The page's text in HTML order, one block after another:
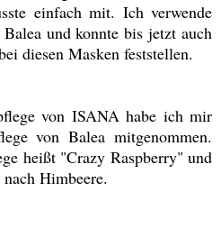
einfach mit. Ich verwende
und konnte bis jetzt auch
diesen Masken feststellen.
von ISANA habe ich mir
von Balea mitgenommen.
heißt "Crazy Raspberry" und
Himbeere.